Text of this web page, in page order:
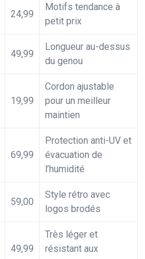
24,99
Motifs tendance à
petit prix
49,99
Longueur au-dessus
du genou
19,99
Cordon ajustable
pour un meilleur
maintien
69,99
Protection anti-UV et
évacuation de
l’humidité
59,00
Style rétro avec
logos brodés
49,99
Très léger et
résistant aux